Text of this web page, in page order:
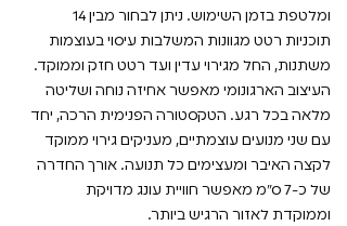
ומלטפת בזמן השימוש. ניתן לבחור מבין 14
תוכניות רטט מגוונות המשלבות עיסוי בעוצמות
משתנות, החל מגירוי עדין ועד רטט חזק וממוקד.
העיצוב הארגונומי מאפשר אחיזה נוחה ושליטה
מלאה בכל רגע. הטקסטורה הפנימית הרכה, יחד
עם שני מנועים עוצמתיים, מעניקים גירוי ממוקד
לקצה האיבר ומעצימים כל תנועה. אורך החדרה
של כ-7 ס"מ מאפשר חוויית עונג מדויקת
וממוקדת לאזור הרגיש ביותר.